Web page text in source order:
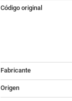
Código original
Fabricante
Origen